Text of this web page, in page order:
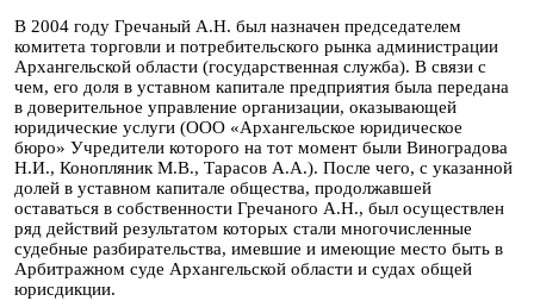
В 2004 году Гречаный А.Н. был назначен председателем
комитета торговли и потребительского рынка администрации
Архангельской области (государственная служба). В связи с
чем, его доля в уставном капитале предприятия была передана
в доверительное управление организации, оказывающей
юридические услуги (ООО «Архангельское юридическое
бюро» Учредители которого на тот момент были Виноградова
Н.И., Конопляник М.В., Тарасов А.А.). После чего, с указанной
долей в уставном капитале общества, продолжавшей
оставаться в собственности Гречаного А.Н., был осуществлен
ряд действий результатом которых стали многочисленные
судебные разбирательства, имевшие и имеющие место быть в
Арбитражном суде Архангельской области и судах общей
юрисдикции.